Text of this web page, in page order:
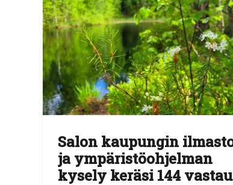
Salon kaupungin
ja ympäristöohjelman
kysely keräsi 144